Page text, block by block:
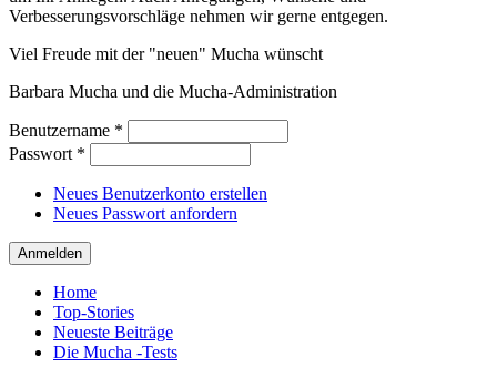
Verbesserungsvorschläge nehmen wir gerne entgegen.
Viel Freude mit der "neuen" Mucha wünscht
Barbara Mucha und die Mucha-Administration
Benutzername *
Passwort *
Neues Benutzerkonto erstellen
Neues Passwort anfordern
Home
Top-Stories
Neueste Beiträge
Die Mucha -Tests